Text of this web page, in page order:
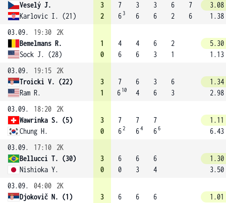
Veselý J.
Karlovic I. (21)
3
2
7
6 3
3
6
3
6
6
2
7
6
3.08
1.38
03.09.
19:30
2K
Bemelmans R.
Sock J. (28)
1
0
4
6
4
6
6
3
2
1
5.30
1.13
03.09.
19:15
2K
Troicki V. (22)
Ram R.
3
1
7
6 10
6
4
3
6
6
3
1.34
2.98
03.09.
18:20
2K
Wawrinka S. (5)
Chung H.
3
0
7
62
7
64
7
66
1.11
6.43
03.09.
17:10
2K
Bellucci T. (30)
Nishioka Y.
3
0
6
0
6
3
6
4
1.30
3.50
03.09.
04:00
2K
Djokovič N. (1)
3
6
6
6
1.01